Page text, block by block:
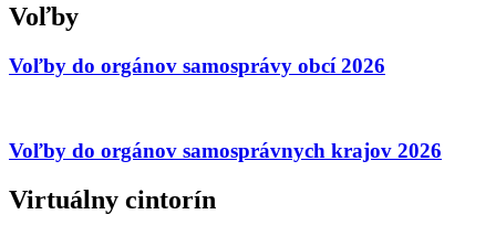
Voľby
Voľby do orgánov samosprávy obcí 2026
Voľby do orgánov samosprávnych krajov 2026
Virtuálny cintorín